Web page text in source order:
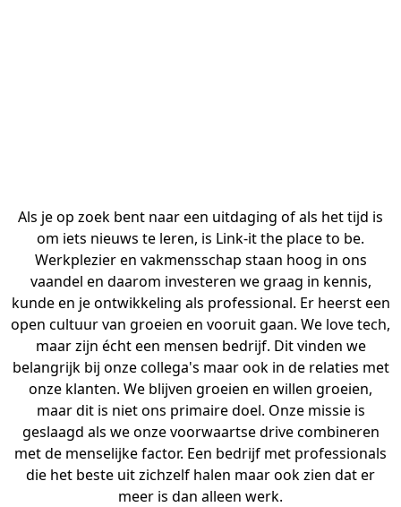
Als je op zoek bent naar een uitdaging of als het tijd is
om iets nieuws te leren, is Link-it the place to be.
Werkplezier en vakmensschap staan hoog in ons
vaandel en daarom investeren we graag in kennis,
kunde en je ontwikkeling als professional. Er heerst een
open cultuur van groeien en vooruit gaan. We love tech,
maar zijn écht een mensen bedrijf. Dit vinden we
belangrijk bij onze collega's maar ook in de relaties met
onze klanten. We blijven groeien en willen groeien,
maar dit is niet ons primaire doel. Onze missie is
geslaagd als we onze voorwaartse drive combineren
met de menselijke factor. Een bedrijf met professionals
die het beste uit zichzelf halen maar ook zien dat er
meer is dan alleen werk.